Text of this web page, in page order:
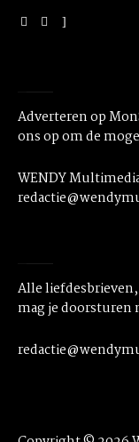
Adverteren op
ons op om de
WENDY
Alle
mag je doorsturen